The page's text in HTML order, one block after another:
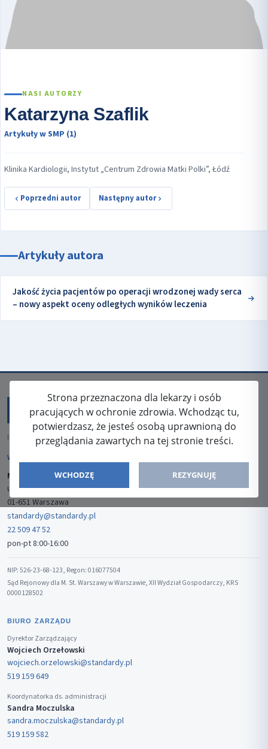
NASI AUTORZY
Katarzyna Szaflik
Artykuły w SMP (1)
Klinika Kardiologii, Instytut „Centrum Zdrowia Matki Polki”, Łódź
Poprzedni autor Następny autor
Artykuły autora
Jakość życia pacjentów po operacji wrodzonej wady serca
– nowy aspekt oceny odległych wyników leczenia
Strona przeznaczona dla lekarzy i osób
pracujących w ochronie zdrowia. Wchodząc tu,
potwierdzasz, że jesteś osobą uprawnioną do
przeglądania zawartych na tej stronie treści.
WCHODZĘ REZYGNUJĘ
ISSN: 2080-5438
WYDAWCA
Media-Press Sp. z o.o.
ul. Gwiaździsta 7B/8
01-651 Warszawa
standardy@standardy.pl
22 509 47 52
pon-pt 8:00-16:00
NIP: 526-23-68-123, Regon: 016077504
Sąd Rejonowy dla M. St. Warszawy w Warszawie, XII Wydział Gospodarczy, KRS
0000128502
BIURO ZARZĄDU
Dyrektor Zarządzający
Wojciech Orzełowski
wojciech.orzelowski@standardy.pl
519 159 649
Koordynatorka ds. administracji
Sandra Moczulska
sandra.moczulska@standardy.pl
519 159 582